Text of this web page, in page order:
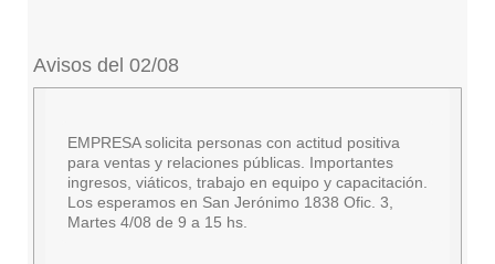
Avisos del 02/08
EMPRESA solicita personas con actitud positiva
para ventas y relaciones públicas. Importantes
ingresos, viáticos, trabajo en equipo y capacitación.
Los esperamos en San Jerónimo 1838 Ofic. 3,
Martes 4/08 de 9 a 15 hs.